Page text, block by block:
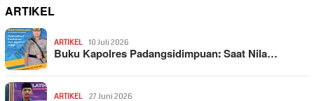
ARTIKEL
ARTIKEL 10 Juli 2026
Buku Kapolres Padangsidimpuan: Saat Nila…
ARTIKEL 27 Juni 2026